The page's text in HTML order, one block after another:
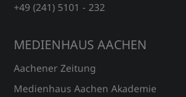
+49 (241) 5101 - 232
MEDIENHAUS AACHEN
Aachener Zeitung
Medienhaus Aachen Akademie